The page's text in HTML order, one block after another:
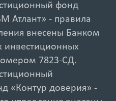
фонд
Атлант» - правила
внесены Банком
инвестиционных
7823-СД.
«Контур доверия» -